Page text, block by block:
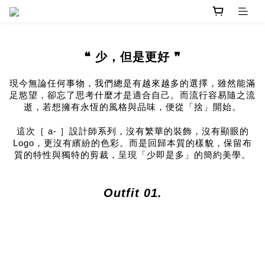
❝ 少，但是更好 ❞
現今無論任何事物，我們總是有越來越多的選擇，雖然能滿
足慾望，卻忘了思考什麼才是適合自己。而流行容易隨之流
逝，若想擁有永恆的風格與品味，便從「捨」開始。
這次［ a- ］設計師系列，沒有繁華的裝飾，沒有顯眼的
Logo，更沒有繽紛的色彩。而是回歸本質的樣貌，保留布
質的特性與獨特的剪裁，呈現「少即是多」的簡約美學。
Outfit 01.